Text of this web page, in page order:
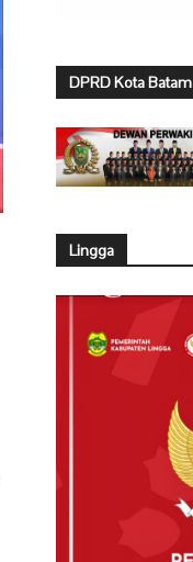
DPRD Kota Batam
Lingga